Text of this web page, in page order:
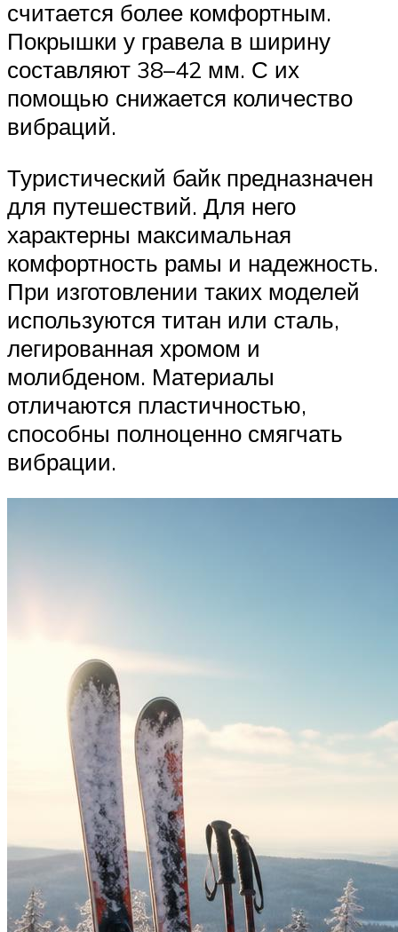
считается более комфортным.
Покрышки у гравела в ширину
составляют 38–42 мм. С их
помощью снижается количество
вибраций.
Туристический байк предназначен
для путешествий. Для него
характерны максимальная
комфортность рамы и надежность.
При изготовлении таких моделей
используются титан или сталь,
легированная хромом и
молибденом. Материалы
отличаются пластичностью,
способны полноценно смягчать
вибрации.